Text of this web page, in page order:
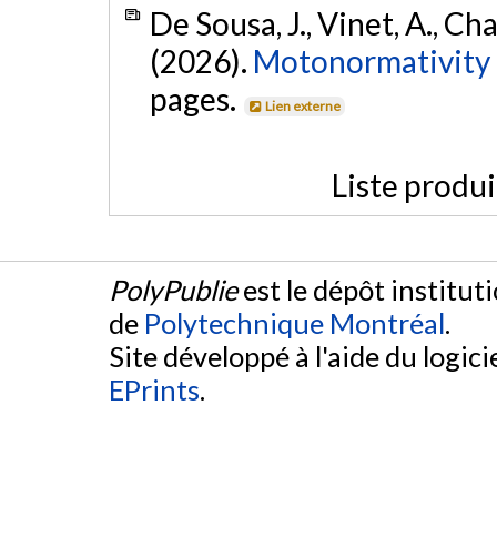
De Sousa, J., Vinet, A.,
(2026). Motonormativity
pages.
Lien externe
Liste
PolyPublieest le dépôt
de Polytechnique Montréal.
Site développé à l'aide du
EPrints.